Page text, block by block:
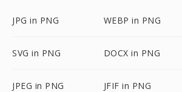
JPG in PNG WEBP in PNG
SVG in PNG DOCX in PNG
JPEG in PNG JFIF in PNG